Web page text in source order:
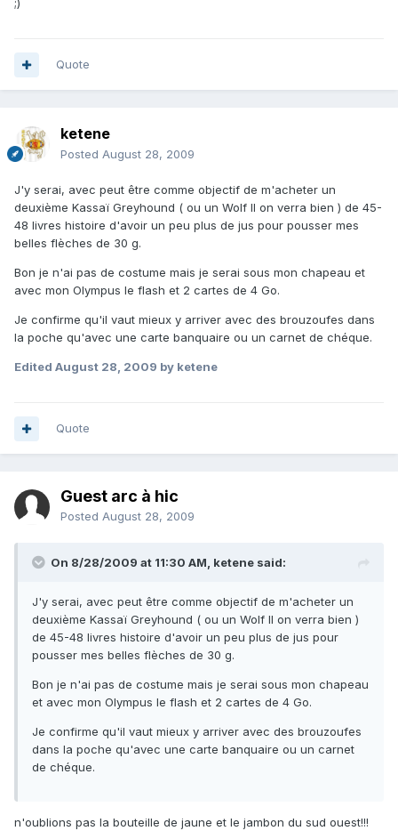
;)
Quote
ketene
Posted August 28, 2009
J'y serai, avec peut être comme objectif de m'acheter un
deuxième Kassaï Greyhound ( ou un Wolf II on verra bien ) de 45-
48 livres histoire d'avoir un peu plus de jus pour pousser mes
belles flèches de 30 g.
Bon je n'ai pas de costume mais je serai sous mon chapeau et
avec mon Olympus le flash et 2 cartes de 4 Go.
Je confirme qu'il vaut mieux y arriver avec des brouzoufes dans
la poche qu'avec une carte banquaire ou un carnet de chéque.
Edited August 28, 2009 by ketene
Quote
Guest arc à hic
Posted August 28, 2009
On 8/28/2009 at 11:30 AM, ketene said:
J'y serai, avec peut être comme objectif de m'acheter un
deuxième Kassaï Greyhound ( ou un Wolf II on verra bien )
de 45-48 livres histoire d'avoir un peu plus de jus pour
pousser mes belles flèches de 30 g.
Bon je n'ai pas de costume mais je serai sous mon chapeau
et avec mon Olympus le flash et 2 cartes de 4 Go.
Je confirme qu'il vaut mieux y arriver avec des brouzoufes
dans la poche qu'avec une carte banquaire ou un carnet
de chéque.
n'oublions pas la bouteille de jaune et le jambon du sud ouest!!!